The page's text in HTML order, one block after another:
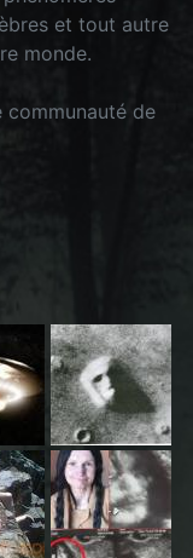
et tout autre
monde.
communauté de